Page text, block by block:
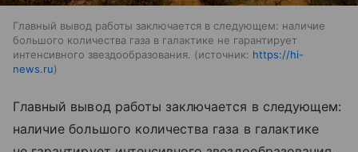
Главный вывод работы заключается в следующем: наличие
большого количества газа в галактике не гарантирует
интенсивного звездообразования.
источник: https://hi-
news.ru
Главный вывод работы заключается в следующем:
наличие большого количества газа в галактике